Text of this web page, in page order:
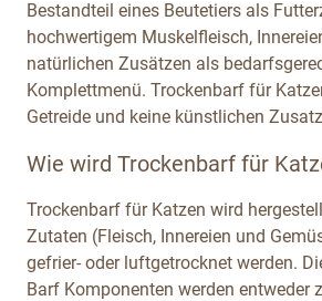
Bestandteil eines Beutetiers als
hochwertigem Muskelfleisch,
natürlichen Zusätzen als
Komplettmenü. Trockenbarf für
Getreide und keine künstlichen
Wie wird Trockenbarf für
Trockenbarf für Katzen wird
Zutaten (Fleisch, Innereien und
gefrier- oder luftgetrocknet werden.
Barf Komponenten werden entweder